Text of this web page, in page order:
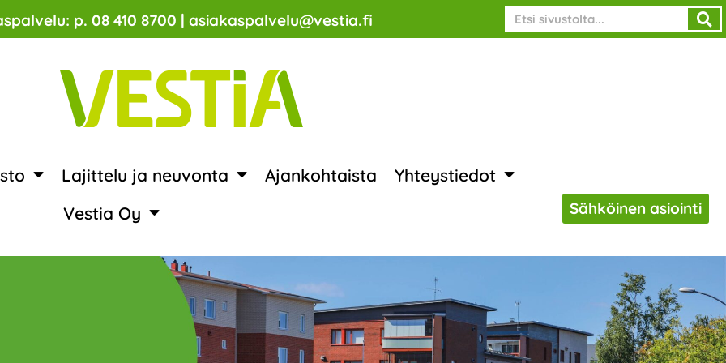
p. 08 410 8700 | asiakaspalvelu@vestia.fi Search
Lajittelu ja neuvonta Ajankohtaista
Yhteystiedot
Vestia Oy
Sähköinen asiointi